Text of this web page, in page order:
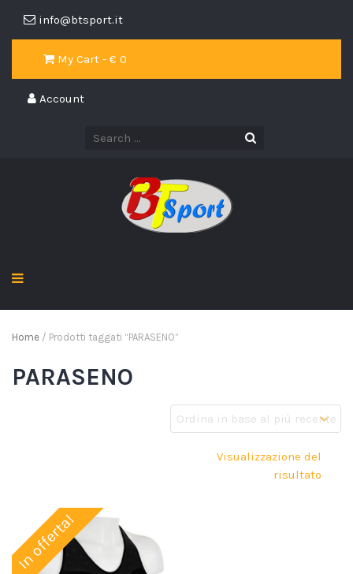
info@btsport.it
My Cart - € 0
Account
Home / Prodotti taggati “PARASENO”
PARASENO
Visualizzazione del
risultato
In offerta!